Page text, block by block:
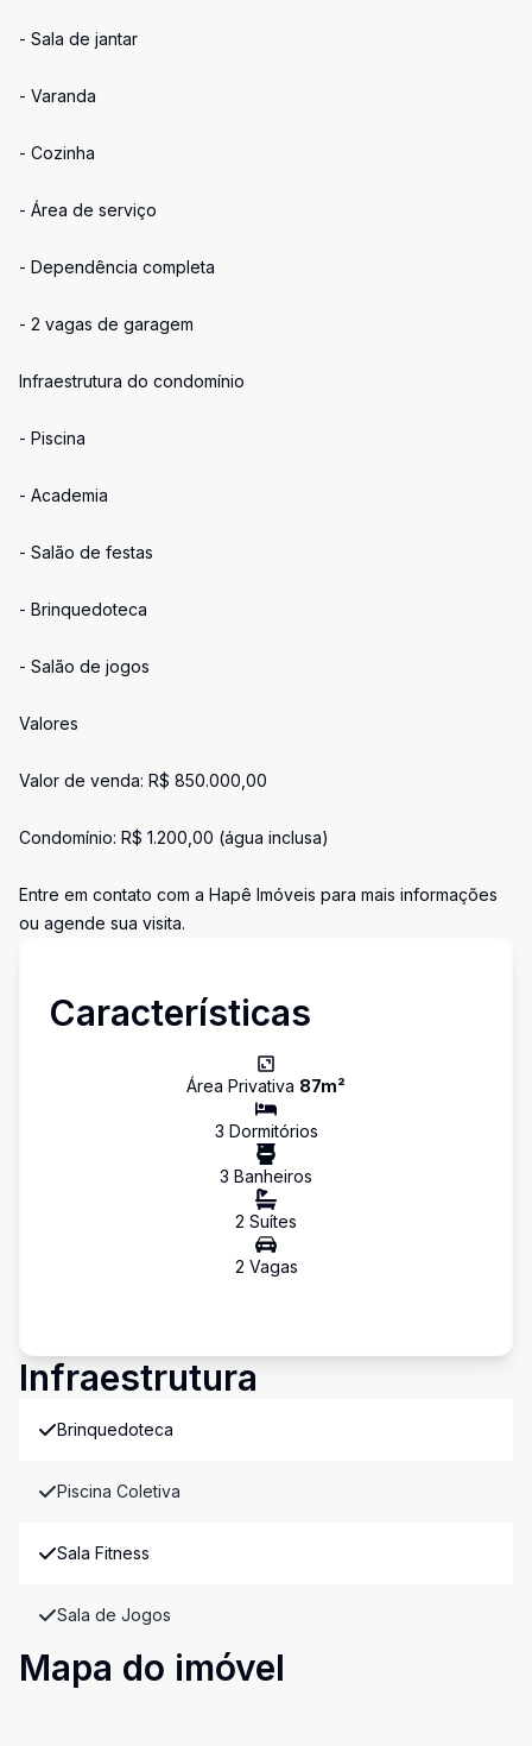
- Sala de jantar
- Varanda
- Cozinha
- Área de serviço
- Dependência completa
- 2 vagas de garagem
Infraestrutura do condomínio
- Piscina
- Academia
- Salão de festas
- Brinquedoteca
- Salão de jogos
Valores
Valor de venda: R$ 850.000,00
Condomínio: R$ 1.200,00 (água inclusa)
Entre em contato com a Hapê Imóveis para mais informações
ou agende sua visita.
Características
Área Privativa 87m²
3 Dormitórios
3 Banheiros
2 Suítes
2 Vagas
Infraestrutura
Brinquedoteca
Piscina Coletiva
Sala Fitness
Sala de Jogos
Mapa do imóvel